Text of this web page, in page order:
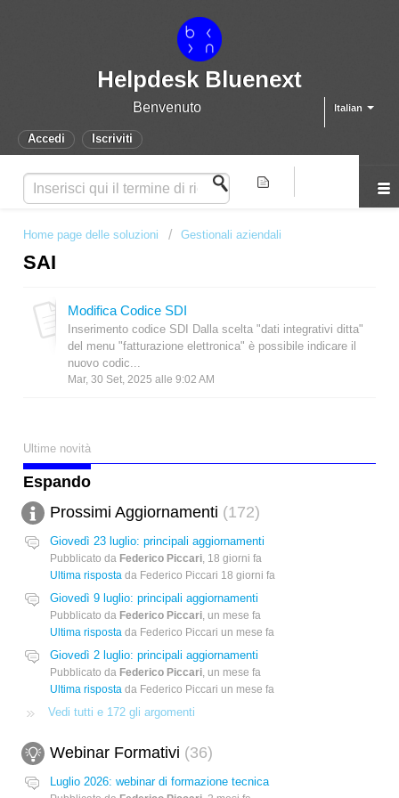
Helpdesk Bluenext
Italian
Benvenuto
Accedi Iscriviti
Home page delle soluzioni Gestionali aziendali
SAI
Modifica Codice SDI
Inserimento codice SDI Dalla scelta "dati integrativi ditta"
del menu "fatturazione elettronica" è possibile indicare il
nuovo codic...
Mar, 30 Set, 2025 alle 9:02 AM
Ultime novità
Espando
Prossimi Aggiornamenti
172
Giovedì 23 luglio: principali aggiornamenti
Pubblicato da Federico Piccari, 18 giorni fa
Ultima risposta da Federico Piccari 18 giorni fa
Giovedì 9 luglio: principali aggiornamenti
Pubblicato da Federico Piccari, un mese fa
Ultima risposta da Federico Piccari un mese fa
Giovedì 2 luglio: principali aggiornamenti
Pubblicato da Federico Piccari, un mese fa
Ultima risposta da Federico Piccari un mese fa
Vedi tutti e 172 gli argomenti
Webinar Formativi 36
Luglio 2026: webinar di formazione tecnica